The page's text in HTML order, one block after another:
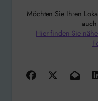
Möchten Sie Ihren
auch
Hier finden Sie